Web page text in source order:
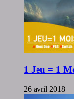
1 Jeu = 1
26 avril 2018